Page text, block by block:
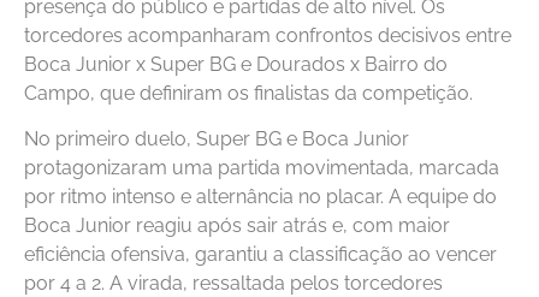
presença do público e partidas de alto nível. Os
torcedores acompanharam confrontos decisivos entre
Boca Junior x Super BG e Dourados x Bairro do
Campo, que definiram os finalistas da competição.
No primeiro duelo, Super BG e Boca Junior
protagonizaram uma partida movimentada, marcada
por ritmo intenso e alternância no placar. A equipe do
Boca Junior reagiu após sair atrás e, com maior
eficiência ofensiva, garantiu a classificação ao vencer
por 4 a 2. A virada, ressaltada pelos torcedores